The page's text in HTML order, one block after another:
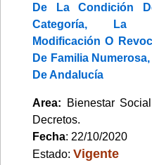
De La Condición
Categoría, La
Modificación O
De Familia
De Andalucía
Area: Bienestar
Decretos.
Fecha: 22/10/2020
Estado: Vigente